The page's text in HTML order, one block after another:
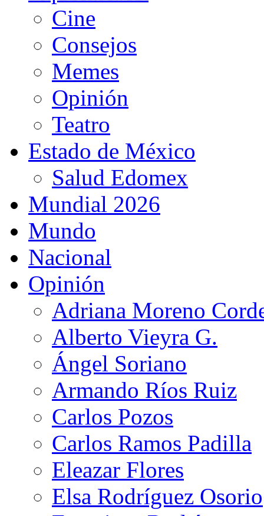
Cine
Consejos
Memes
Opinión
Teatro
Estado de México
Salud Edomex
Mundial 2026
Mundo
Nacional
Opinión
Adriana Moreno
Alberto Vieyra G.
Ángel Soriano
Armando Ríos Ruiz
Carlos Pozos
Carlos Ramos Padilla
Eleazar Flores
Elsa Rodríguez Osorio